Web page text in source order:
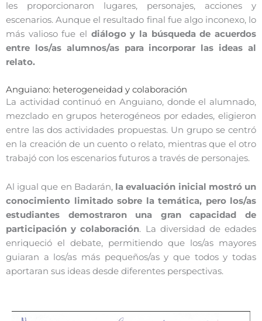
les proporcionaron lugares, personajes, acciones y
escenarios. Aunque el resultado final fue algo inconexo, lo
más valioso fue el diálogo y la búsqueda de acuerdos
entre los/as alumnos/as para incorporar las ideas al
relato.
Anguiano: heterogeneidad y colaboración
La actividad continuó en Anguiano, donde el alumnado,
mezclado en grupos heterogéneos por edades, eligieron
entre las dos actividades propuestas. Un grupo se centró
en la creación de un cuento o relato, mientras que el otro
trabajó con los escenarios futuros a través de personajes.
Al igual que en Badarán, la evaluación inicial mostró un
conocimiento limitado sobre la temática, pero los/as
estudiantes demostraron una gran capacidad de
participación y colaboración. La diversidad de edades
enriqueció el debate, permitiendo que los/as mayores
guiaran a los/as más pequeños/as y que todos y todas
aportaran sus ideas desde diferentes perspectivas.